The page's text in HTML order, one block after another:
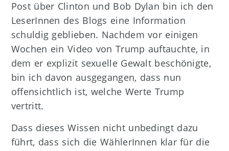
Post über Clinton und Bob Dylan bin ich den
LeserInnen des Blogs eine Information
schuldig geblieben. Nachdem vor einigen
Wochen ein Video von Trump auftauchte, in
dem er explizit sexuelle Gewalt beschönigte,
bin ich davon ausgegangen, dass nun
offensichtlich ist, welche Werte Trump
vertritt.
Dass dieses Wissen nicht unbedingt dazu
führt, dass sich die WählerInnen klar für die